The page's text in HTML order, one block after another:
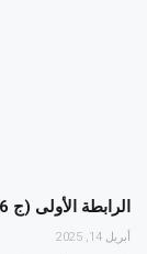
الرابطة الأولى (ج 26): الترجي والاتحاد يحافظان على الصدارة
أبريل 14, 2025